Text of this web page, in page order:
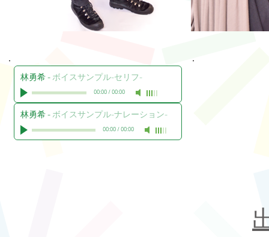
林勇希-ボイスサンプル-セリフ-
00:00/00:00
林勇希-ボイスサンプル-ナレーション-
00:00/00:00